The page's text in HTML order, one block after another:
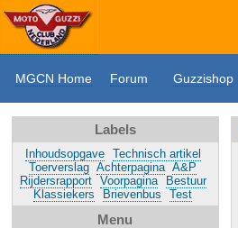
MGCN Home Forum Guzzishop
Labels
Inhoudsopgave
Technisch artikel
Toerverslag Achterpagina A&P
Rijdersrapport
Voorpagina
Bestuur
Klassiekers
Brievenbus Test
Menu